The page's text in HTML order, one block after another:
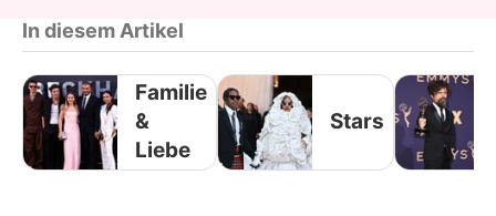
In diesem Artikel
Familie
&
Liebe
Stars